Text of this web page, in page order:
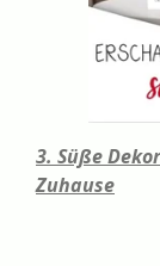
3. Süße
Zuhause